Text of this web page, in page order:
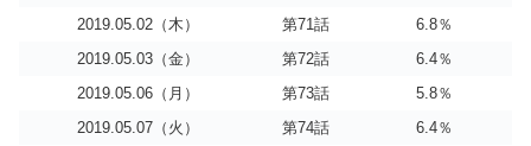
2019.05.02（木）
第71話
6.8％
2019.05.03（金）
第72話
6.4％
2019.05.06（月）
第73話
5.8％
2019.05.07（火）
第74話
6.4％